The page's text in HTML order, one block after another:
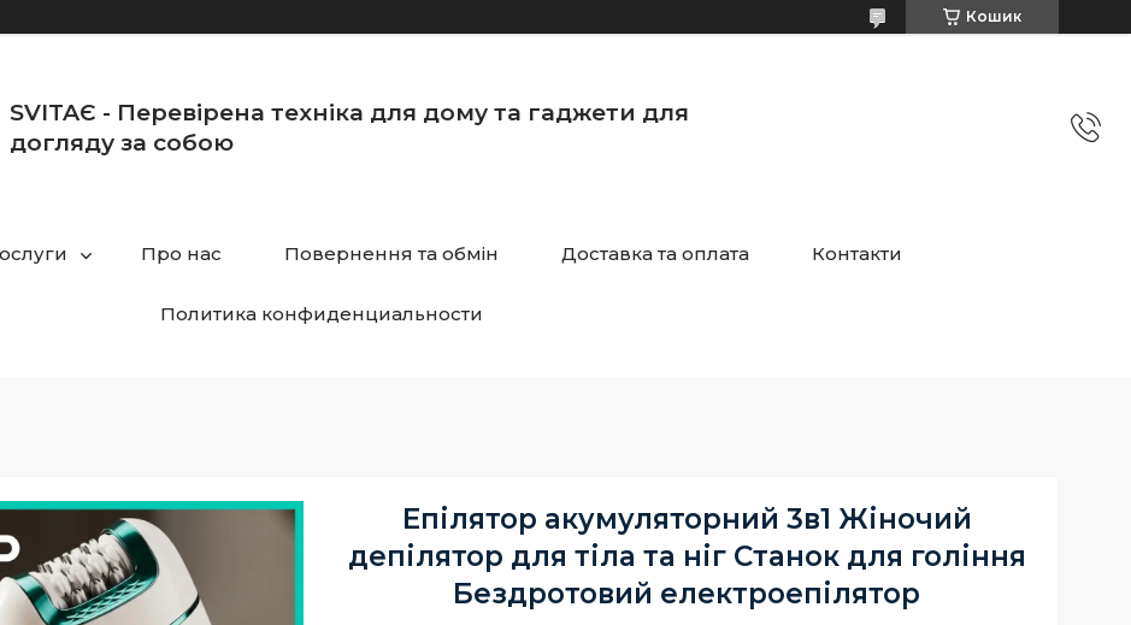
Кошик
SVITAЄ - Перевірена техніка для дому та гаджети для
догляду за собою
Про нас Повернення та обмін Доставка та оплата Контакти
Политика конфиденциальности
Епілятор акумуляторний 3в1 Жіночий
депілятор для тіла та ніг Станок для гоління
Бездротовий електроепілятор